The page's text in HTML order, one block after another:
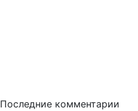
Последние комментарии